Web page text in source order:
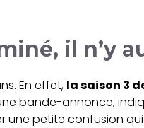
il n’y
En effet, la saison 3
bande-annonce,
une petite confusion